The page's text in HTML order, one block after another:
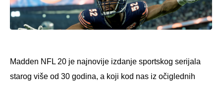
Madden NFL 20 je najnovije izdanje sportskog serijala
starog više od 30 godina, a koji kod nas iz očiglednih